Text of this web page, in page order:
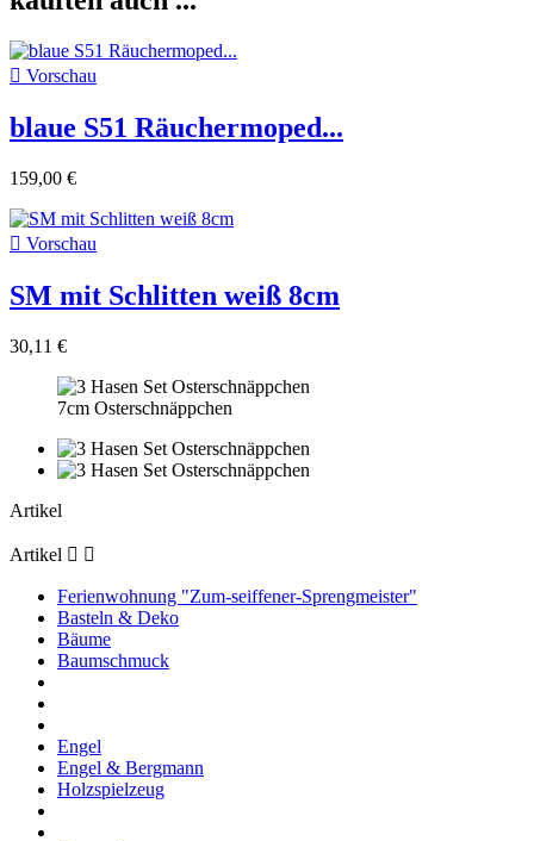
 Vorschau
blaue S51 Räuchermoped...
159,00 €
 Vorschau
SM mit Schlitten weiß 8cm
30,11 €
7cm Osterschnäppchen
Artikel
Artikel  
Ferienwohnung "Zum-seiffener-Sprengmeister"
Basteln & Deko
Bäume
Baumschmuck
Engel
Engel & Bergmann
Holzspielzeug